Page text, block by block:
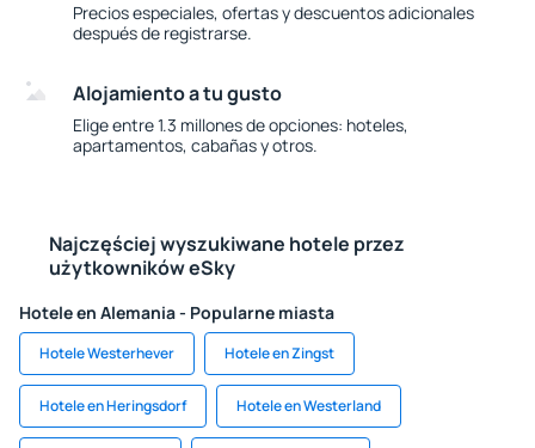
Precios especiales, ofertas y descuentos adicionales
después de registrarse.
Alojamiento a tu gusto
Elige entre 1.3 millones de opciones: hoteles,
apartamentos, cabañas y otros.
Najczęściej wyszukiwane hotele przez
użytkowników eSky
Hotele en Alemania - Popularne miasta
Hotele Westerhever Hotele en Zingst
Hotele en Heringsdorf Hotele en Westerland